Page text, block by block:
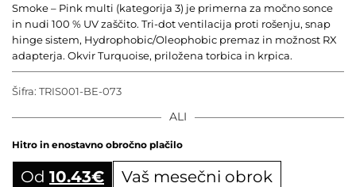
Smoke – Pink multi (kategorija 3) je primerna za močno sonce
in nudi 100 % UV zaščito. Tri-dot ventilacija proti rošenju, snap
hinge sistem, Hydrophobic/Oleophobic premaz in možnost RX
adapterja. Okvir Turquoise, priložena torbica in krpica.
ALI
Hitro in enostavno obročno plačilo
Od 10.43€ Vaš mesečni obrok
Šifra: TRIS001-BE-073